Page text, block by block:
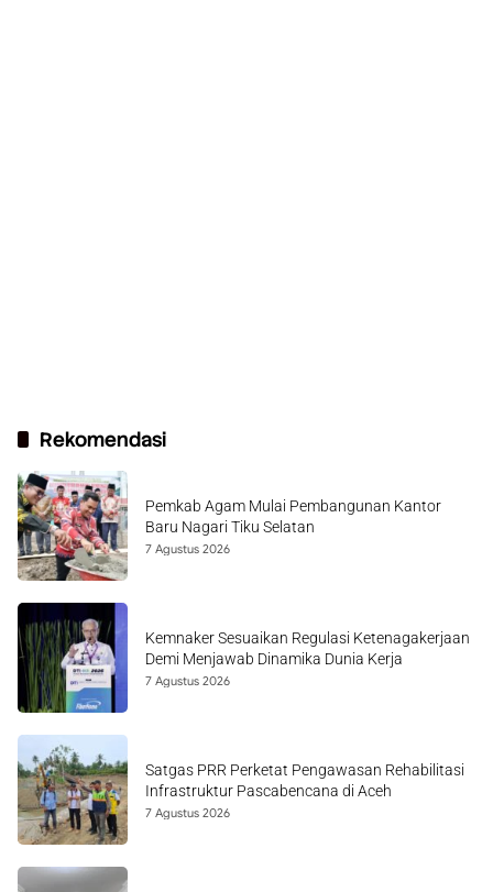
Rekomendasi
Pemkab Agam Mulai Pembangunan Kantor
Baru Nagari Tiku Selatan
7 Agustus 2026
Kemnaker Sesuaikan Regulasi Ketenagakerjaan
Demi Menjawab Dinamika Dunia Kerja
7 Agustus 2026
Satgas PRR Perketat Pengawasan Rehabilitasi
Infrastruktur Pascabencana di Aceh
7 Agustus 2026